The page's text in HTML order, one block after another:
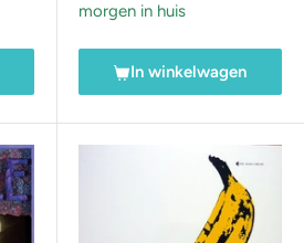
morgen in huis
In winkelwagen